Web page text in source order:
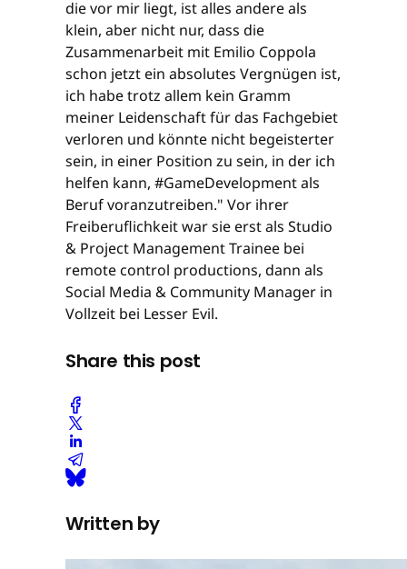
die vor mir liegt, ist alles andere als
klein, aber nicht nur, dass die
Zusammenarbeit mit Emilio Coppola
schon jetzt ein absolutes Vergnügen ist,
ich habe trotz allem kein Gramm
meiner Leidenschaft für das Fachgebiet
verloren und könnte nicht begeisterter
sein, in einer Position zu sein, in der ich
helfen kann, #GameDevelopment als
Beruf voranzutreiben." Vor ihrer
Freiberuflichkeit war sie erst als Studio
& Project Management Trainee bei
remote control productions, dann als
Social Media & Community Manager in
Vollzeit bei Lesser Evil.
Share this post
Written by